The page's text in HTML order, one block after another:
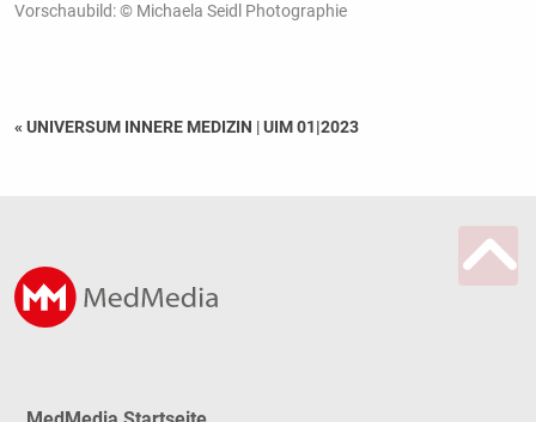
Vorschaubild: © Michaela Seidl Photographie
« UNIVERSUM INNERE MEDIZIN |UIM 01|2023